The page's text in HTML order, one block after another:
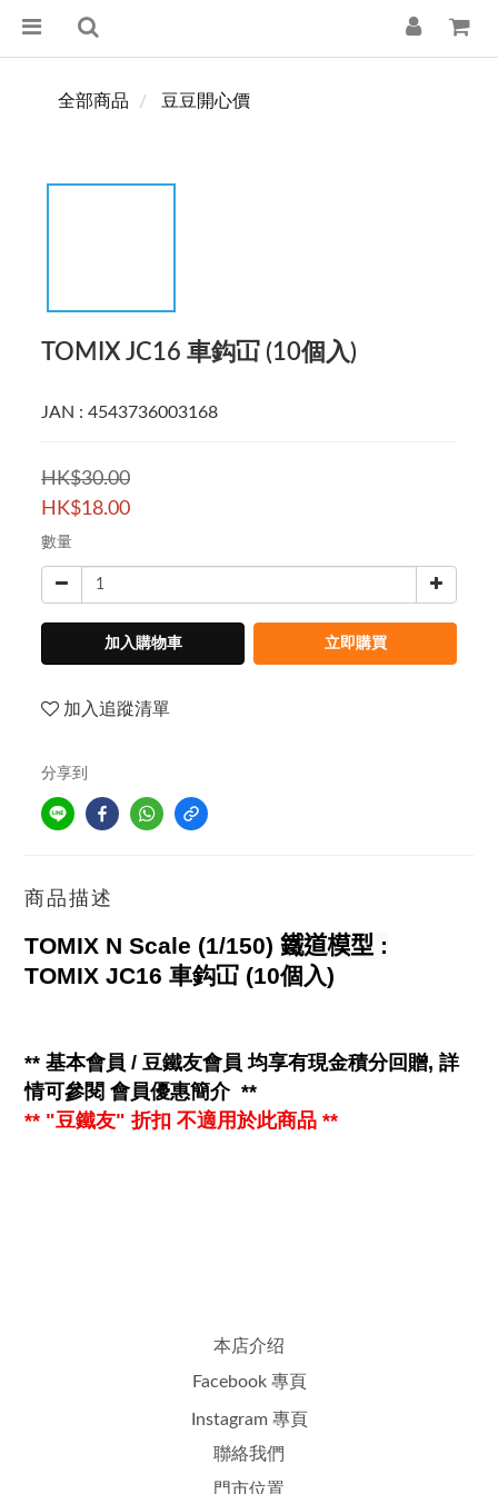
全部商品 豆豆開心價
TOMIX JC16 車鈎冚 (10個入)
JAN : 4543736003168
HK$30.00
HK$18.00
數量
加入購物車 立即購買
加入追蹤清單
分享到
商品描述
TOMIX N Scale (1/150) 鐵道模型 :
TOMIX JC16 車鈎冚 (10個入)
** 基本會員 / 豆鐵友會員 均享有現金積分回贈, 詳
情可參閱 會員優惠簡介 **
** "豆鐵友" 折扣 不適用於此商品 **
本店介绍
Facebook 專頁
Instagram 專頁
聯絡我們
門市位置